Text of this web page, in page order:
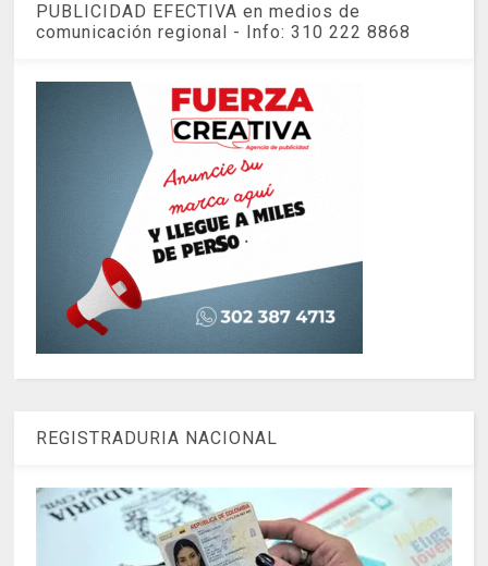
PUBLICIDAD EFECTIVA en medios de
comunicación regional - Info: 310 222 8868
REGISTRADURIA NACIONAL